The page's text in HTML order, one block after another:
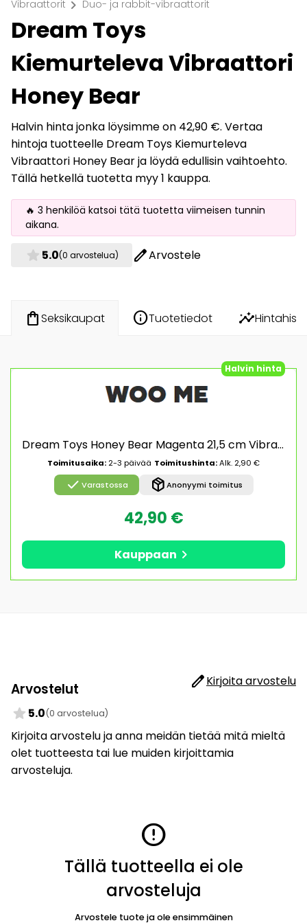
Vibraattorit chevron_right Duo- ja rabbit-vibraattorit
Dream Toys
Kiemurteleva Vibraattori
Honey Bear
Halvin hinta jonka löysimme on 42,90 €. Vertaa
hintoja tuotteelle Dream Toys Kiemurteleva
Vibraattori Honey Bear ja löydä edullisin vaihtoehto.
Tällä hetkellä tuotetta myy 1 kauppa.
🔥 3 henkilöä katsoi tätä tuotetta viimeisen tunnin
aikana.
star 5.0(0 arvostelua) editArvostele
shopping_bagSeksikaupat infoTuotetiedot insights
Halvin hinta
Dream Toys Honey Bear Magenta 21,5 cm Vibraattori
Toimitusaika: 2-3 päivää Toimitushinta:Alk. 2,90 €
check Varastossa package_2Anonyymi toimitus
42,90 €
Kauppaan chevron_right
Arvostelut editKirjoita arvostelu
star 5.0(0 arvostelua)
Kirjoita arvostelu ja anna meidän tietää mitä mieltä
olet tuotteesta tai lue muiden kirjoittamia
arvosteluja.
error
Tällä tuotteella ei ole
arvosteluja
Arvostele tuote ja ole ensimmäinen